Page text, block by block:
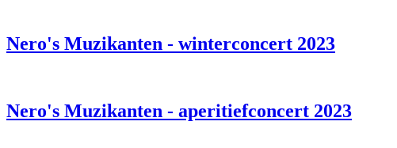
Nero's Muzikanten - winterconcert 2023
Nero's Muzikanten - aperitiefconcert 2023